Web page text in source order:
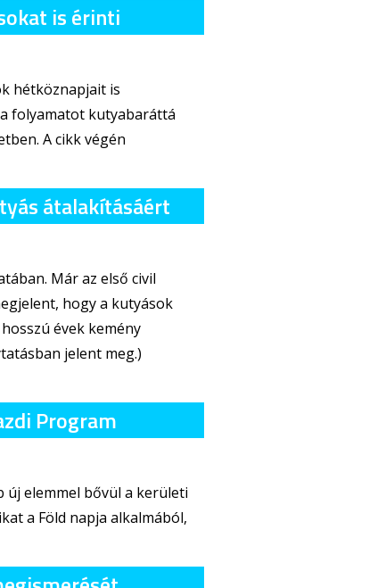
is érinti
hétköznapjait is
folyamatot kutyabaráttá
A cikk végén
átalakításáért
Már az első civil
hogy a kutyások
évek kemény
jelent meg.)
Program
új elemmel bővül a kerületi
a Föld napja alkalmából,